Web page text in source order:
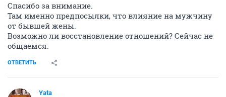
Спасибо за внимание.
Там именно предпосылки, что влияние на мужчину
от бывшей жены.
Возможно ли восстановление отношений? Сейчас не
общаемся.
ОТВЕТИТЬ
Yata